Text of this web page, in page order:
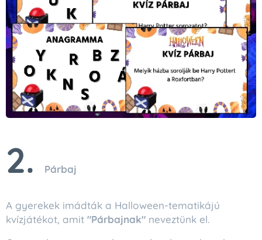
2. Párbaj
A gyerekek imádták a Halloween-tematikájú
kvízjátékot, amit "Párbajnak" neveztünk el.